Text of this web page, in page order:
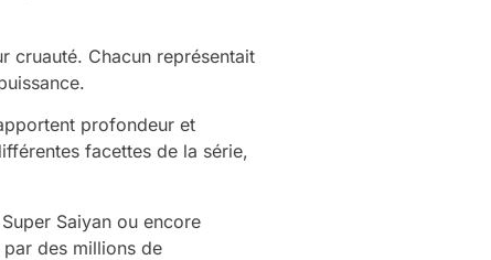
cruauté. Chacun représentait
profondeur et
facettes de la série,
Saiyan ou encore
des millions de